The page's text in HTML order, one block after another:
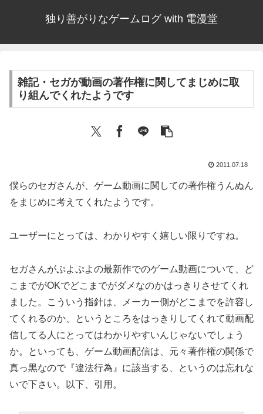
独り善がりなゲームログ with 電漫堂
雑記・セガが動画の著作権に関してまじめに取
り組んでくれたようです
2011.07.18
僕らのセガさんが、ゲーム動画に関しての著作権うんぬん
をまじめに考えてくれたようです。
ユーザーにとっては、わかりやすく嬉しい限りですね。
セガさんがぷよぷよの最新作でのゲーム動画について、ど
こまでがOKでどこまでがダメなのかはっきりさせてくれ
ました。こういう指針は、メーカー側がどこまでを許容し
てくれるのか、というところをはっきりしてくれて動画配
信してる人にとってはわかりやすいんじゃないでしょう
か。といっても、ゲーム動画配信は、元々著作権の関係で
真っ黒なので『違法行為』に該当する、というのは忘れな
いで下さい。以下、引用。